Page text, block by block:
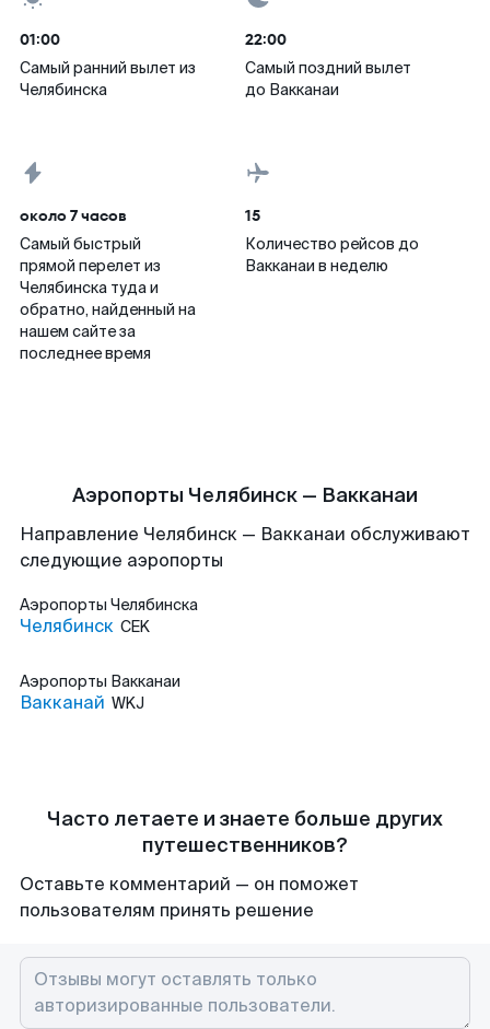
01:00
Самый ранний вылет из
Челябинска
22:00
Самый поздний вылет
до Вакканаи
около 7 часов
Самый быстрый
прямой перелет из
Челябинска туда и
обратно, найденный на
нашем сайте за
последнее время
15
Количество рейсов до
Вакканаи в неделю
Аэропорты Челябинск — Вакканаи
Направление Челябинск — Вакканаи обслуживают
следующие аэропорты
Аэропорты Челябинска
Челябинск CEK
Аэропорты Вакканаи
Вакканай WKJ
Часто летаете и знаете больше других
путешественников?
Оставьте комментарий — он поможет
пользователям принять решение